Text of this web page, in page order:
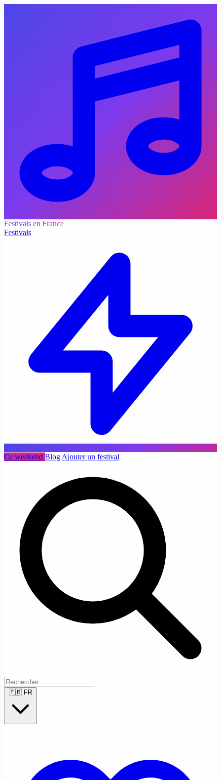
Festivals en France
Festivals
Ce weekend Blog Ajouter un festival
🇫🇷 FR